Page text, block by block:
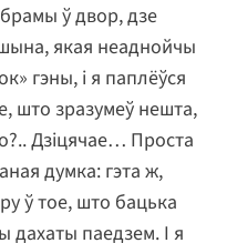
ў двор, дзе
якая неаднойчы
гэны, і я паплёўся
што зразумеў нешта,
Дзіцячае… Проста
думка: гэта ж,
ў тое, што бацька
дахаты паедзем. І я